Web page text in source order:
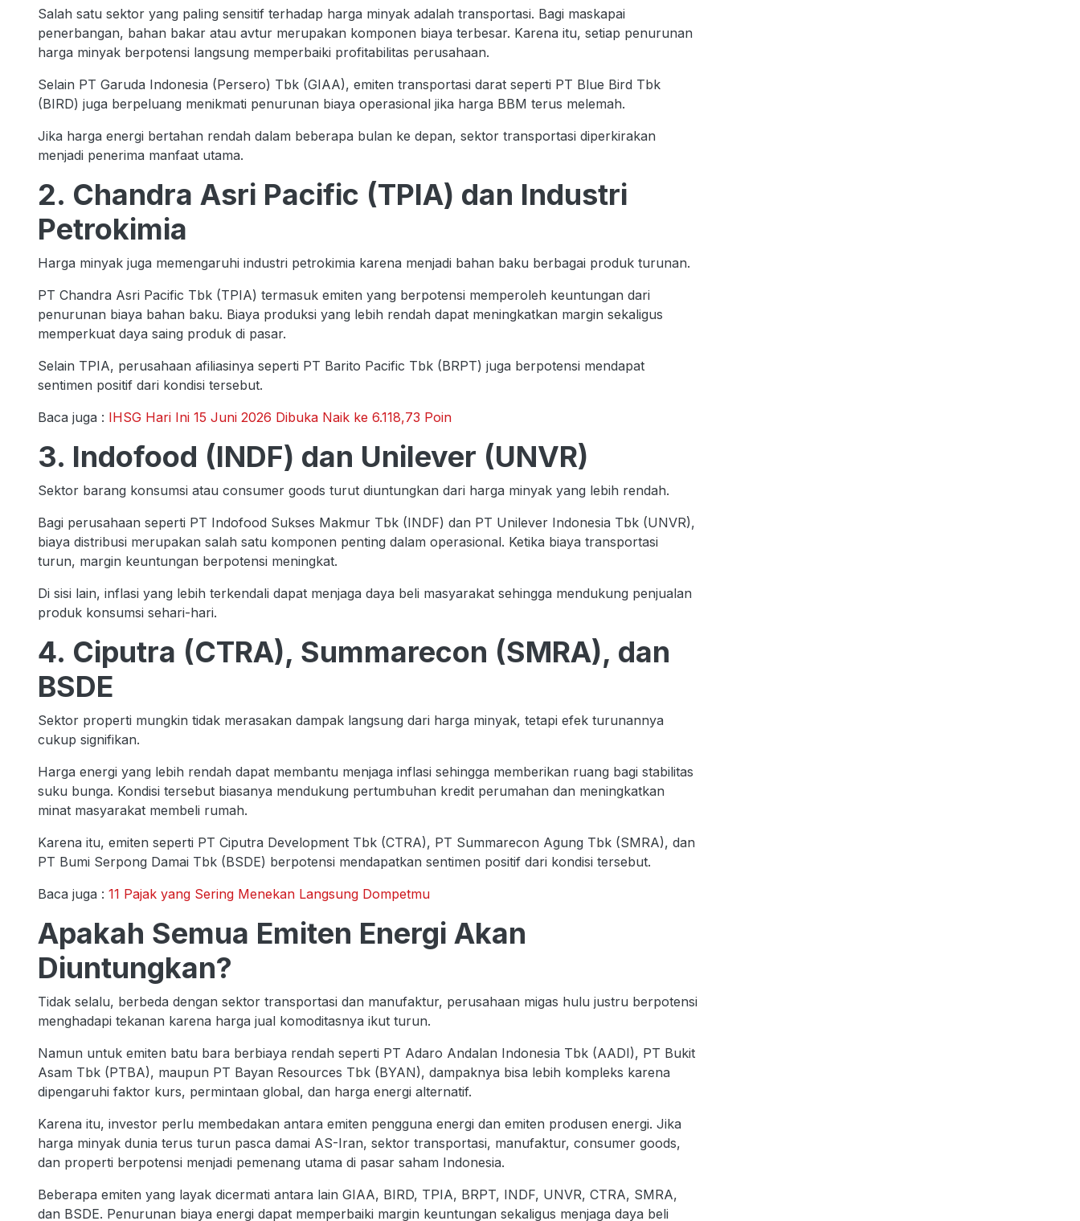
Salah satu sektor yang paling sensitif terhadap harga minyak adalah transportasi. Bagi maskapai
penerbangan, bahan bakar atau avtur merupakan komponen biaya terbesar. Karena itu, setiap penurunan
harga minyak berpotensi langsung memperbaiki profitabilitas perusahaan.
Selain PT Garuda Indonesia (Persero) Tbk (GIAA), emiten transportasi darat seperti PT Blue Bird Tbk
(BIRD) juga berpeluang menikmati penurunan biaya operasional jika harga BBM terus melemah.
Jika harga energi bertahan rendah dalam beberapa bulan ke depan, sektor transportasi diperkirakan
menjadi penerima manfaat utama.
2. Chandra Asri Pacific (TPIA) dan Industri
Petrokimia
Harga minyak juga memengaruhi industri petrokimia karena menjadi bahan baku berbagai produk turunan.
PT Chandra Asri Pacific Tbk (TPIA) termasuk emiten yang berpotensi memperoleh keuntungan dari
penurunan biaya bahan baku. Biaya produksi yang lebih rendah dapat meningkatkan margin sekaligus
memperkuat daya saing produk di pasar.
Selain TPIA, perusahaan afiliasinya seperti PT Barito Pacific Tbk (BRPT) juga berpotensi mendapat
sentimen positif dari kondisi tersebut.
Baca juga : IHSG Hari Ini 15 Juni 2026 Dibuka Naik ke 6.118,73 Poin
3. Indofood (INDF) dan Unilever (UNVR)
Sektor barang konsumsi atau consumer goods turut diuntungkan dari harga minyak yang lebih rendah.
Bagi perusahaan seperti PT Indofood Sukses Makmur Tbk (INDF) dan PT Unilever Indonesia Tbk (UNVR),
biaya distribusi merupakan salah satu komponen penting dalam operasional. Ketika biaya transportasi
turun, margin keuntungan berpotensi meningkat.
Di sisi lain, inflasi yang lebih terkendali dapat menjaga daya beli masyarakat sehingga mendukung penjualan
produk konsumsi sehari-hari.
4. Ciputra (CTRA), Summarecon (SMRA), dan
BSDE
Sektor properti mungkin tidak merasakan dampak langsung dari harga minyak, tetapi efek turunannya
cukup signifikan.
Harga energi yang lebih rendah dapat membantu menjaga inflasi sehingga memberikan ruang bagi stabilitas
suku bunga. Kondisi tersebut biasanya mendukung pertumbuhan kredit perumahan dan meningkatkan
minat masyarakat membeli rumah.
Karena itu, emiten seperti PT Ciputra Development Tbk (CTRA), PT Summarecon Agung Tbk (SMRA), dan
PT Bumi Serpong Damai Tbk (BSDE) berpotensi mendapatkan sentimen positif dari kondisi tersebut.
Baca juga : 11 Pajak yang Sering Menekan Langsung Dompetmu
Apakah Semua Emiten Energi Akan
Diuntungkan?
Tidak selalu, berbeda dengan sektor transportasi dan manufaktur, perusahaan migas hulu justru berpotensi
menghadapi tekanan karena harga jual komoditasnya ikut turun.
Namun untuk emiten batu bara berbiaya rendah seperti PT Adaro Andalan Indonesia Tbk (AADI), PT Bukit
Asam Tbk (PTBA), maupun PT Bayan Resources Tbk (BYAN), dampaknya bisa lebih kompleks karena
dipengaruhi faktor kurs, permintaan global, dan harga energi alternatif.
Karena itu, investor perlu membedakan antara emiten pengguna energi dan emiten produsen energi. Jika
harga minyak dunia terus turun pasca damai AS-Iran, sektor transportasi, manufaktur, consumer goods,
dan properti berpotensi menjadi pemenang utama di pasar saham Indonesia.
Beberapa emiten yang layak dicermati antara lain GIAA, BIRD, TPIA, BRPT, INDF, UNVR, CTRA, SMRA,
dan BSDE. Penurunan biaya energi dapat memperbaiki margin keuntungan sekaligus menjaga daya beli